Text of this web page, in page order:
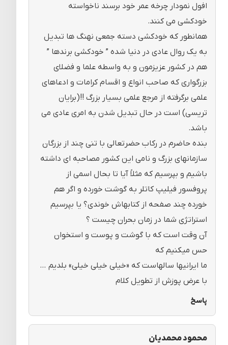
افول نمودار چرخه عمر خود برسند ناخواسته
خودکشی می کنند.
همانطور که خودکشی دسته جمعی نهنگ ها تبدیل
به یک روال عادی در دنیا شده ” خودکشی برندها ”
هم در کشور عزیزمون و به واسطه علما و فضلای
بزرگواری که صاحب انواع و اقسام کرامات و ادعاهای
علمی برگرفته از مرجع علمی بسیار بزرگ !!(برایان
تریسی) است در حال تبدیل شدن به امری عادی می
باشد.
بنده حاضرم در رکاب حضرتعالی با تنی چند از بزرگان
سازمانهای بزرگ و نامی این کشور مصاحبه ای داشته
باشیم و بپرسیم که مثلاً آیا تا بحال اسمی از
پروفسور فیلیپ کاتلر به گوشت خورده و اگر هم
خورده چند صفحه از کتابهاش خوندی؟ یا بپرسیم
استراتژی شما در زمان بحران چیست ؟
آن وقت است که با گوشت و پوست و استخوان
حس میکنیم که
ما ایرانیها سالهاست که «خیلی خیلی خیلی» بلدیم …
با عرض پوزش از تطویل کلام
پاسخ
محمود محمدیان